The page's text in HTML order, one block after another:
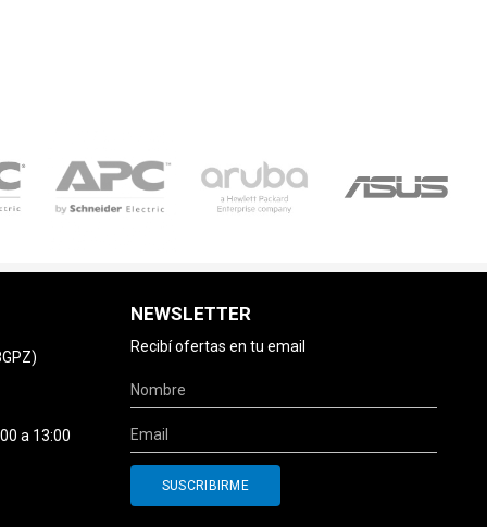
a 13:00
NEWSLETTER
Recibí ofertas en tu email